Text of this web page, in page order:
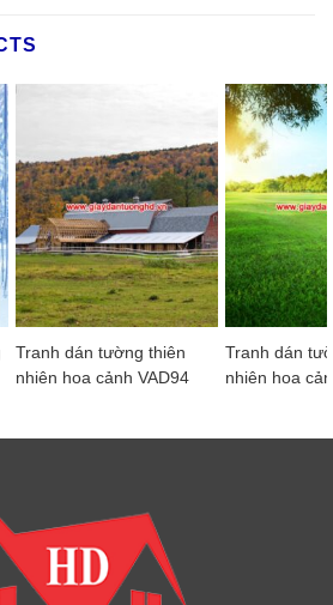
Tranh dán tường thiên
nhiên hoa cảnh VAD94
Tranh dán
nhiên hoa